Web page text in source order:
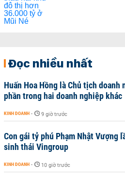
Đọc nhiều nhất
Huấn Hoa Hồng là Chủ tịch
phần trong hai doanh nghiệp khác
KINH DOANH - 9 giờ trước
Con gái tỷ phú Phạm Nhật Vượng
sinh thái Vingroup
KINH DOANH - 10 giờ trước